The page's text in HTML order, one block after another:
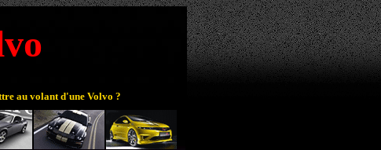
au volant d'une Volvo ?